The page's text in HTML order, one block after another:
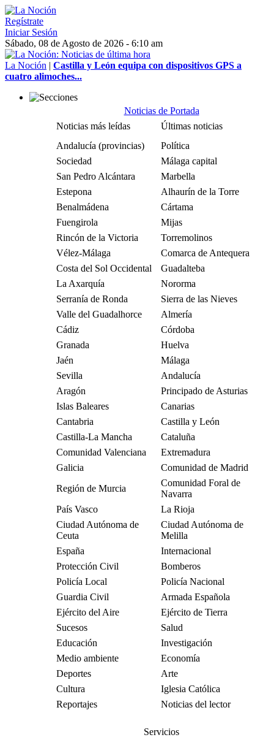
Regístrate
Iniciar Sesión
Sábado, 08 de Agosto de 2026 - 6:10 am
La Noción | Castilla y León equipa con dispositivos GPS a
cuatro alimoches...
Noticias de Portada
Noticias más leídas
Últimas noticias
Andalucía (provincias)
Política
Sociedad
Málaga capital
San Pedro Alcántara
Marbella
Estepona
Alhaurín de la Torre
Benalmádena
Cártama
Fuengirola
Mijas
Rincón de la Victoria
Torremolinos
Vélez-Málaga
Comarca de Antequera
Costa del Sol Occidental
Guadalteba
La Axarquía
Nororma
Serranía de Ronda
Sierra de las Nieves
Valle del Guadalhorce
Almería
Cádiz
Córdoba
Granada
Huelva
Jaén
Málaga
Sevilla
Andalucía
Aragón
Principado de Asturias
Islas Baleares
Canarias
Cantabria
Castilla y León
Castilla-La Mancha
Cataluña
Comunidad Valenciana
Extremadura
Galicia
Comunidad de Madrid
Región de Murcia
Comunidad Foral de
Navarra
País Vasco
La Rioja
Ciudad Autónoma de
Ceuta
Ciudad Autónoma de
Melilla
España
Internacional
Protección Civil
Bomberos
Policía Local
Policía Nacional
Guardia Civil
Armada Española
Ejército del Aire
Ejército de Tierra
Sucesos
Salud
Educación
Investigación
Medio ambiente
Economía
Deportes
Arte
Cultura
Iglesia Católica
Reportajes
Noticias del lector
Servicios